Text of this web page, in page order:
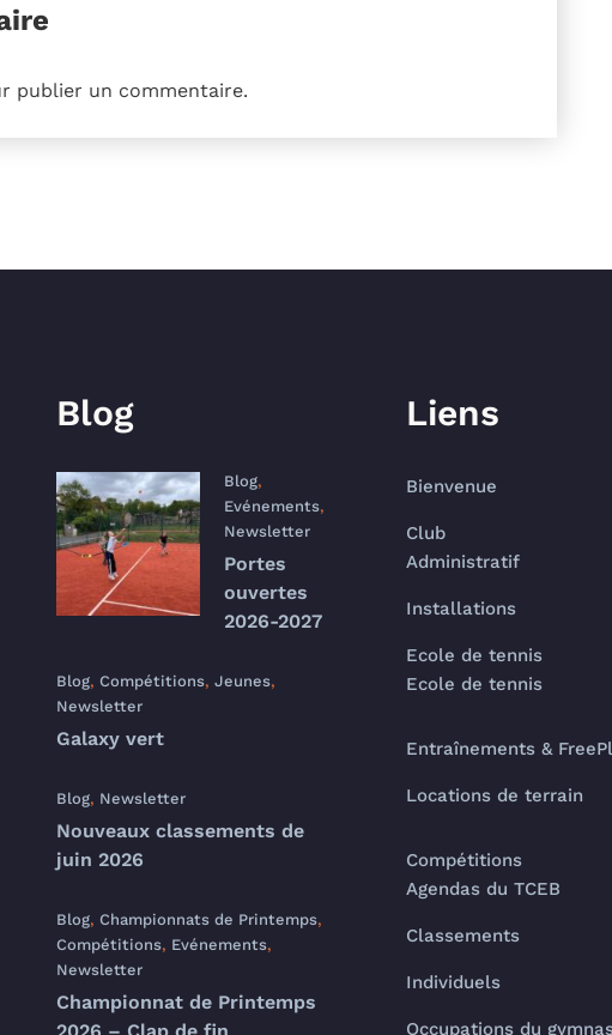
publier un commentaire.
Blog
Blog,
Evénements,
Newsletter
Portes
ouvertes
2026-2027
Blog, Compétitions, Jeunes,
Newsletter
Galaxy vert
Blog, Newsletter
Nouveaux classements de
juin 2026
Blog, Championnats de Printemps,
Compétitions, Evénements,
Newsletter
Championnat de Printemps
Liens
Bienvenue
Club
Administratif
Installations
Ecole de tennis
Ecole de tennis
Entraînements &
Locations de terrain
Compétitions
Agendas du TCEB
Classements
Individuels
Occupations du